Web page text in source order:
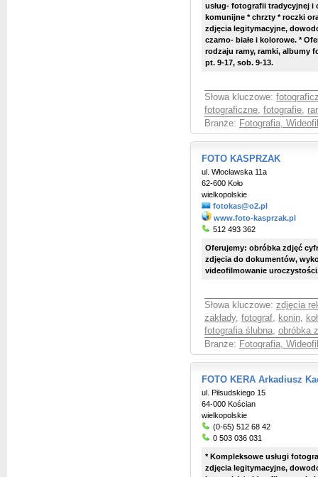
usług- fotografii tradycyjnej i
komunijne * chrzty * roczki
zdjęcia legitymacyjne,
czarno- białe i kolorowe. *
rodzaju ramy, ramki, albumy
pt. 9-17, sob. 9-13.
Słowa kluczowe:
fotograficzne, fotografie,
Branże: Fotografia,
FOTO KASPRZAK
ul. Włocławska 11a
62-600 Koło
wielkopolskie
fotokas@o2.pl
www.foto-kasprzak.pl
512 493 362
Oferujemy: obróbka zdjęć
zdjęcia do dokumentów,
videofilmowanie
Słowa kluczowe: zdjęcia
zakłady, fotograf, konin,
fotografia ślubna, obróbka
Branże: Fotografia,
FOTO KERA Arkadiusz
ul. Piłsudskiego 15
64-000 Kościan
wielkopolskie
(0-65) 512 68 42
0 503 036 031
* Kompleksowe usługi
zdjęcia legitymacyjne,